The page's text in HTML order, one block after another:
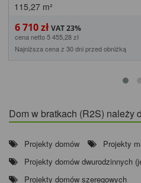
115,27 m²
6 710 zł
cena netto 5 455,28 zł
Najniższa cena z 30 dni przed obniżką
Dom w bratkach (R2S) należy
Projekty domów
Projekty
Projekty domów dwurodzinnych
Projekty domów szeregowych